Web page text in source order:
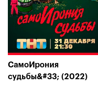
СамоИрония
судьбы&#33; (2022)